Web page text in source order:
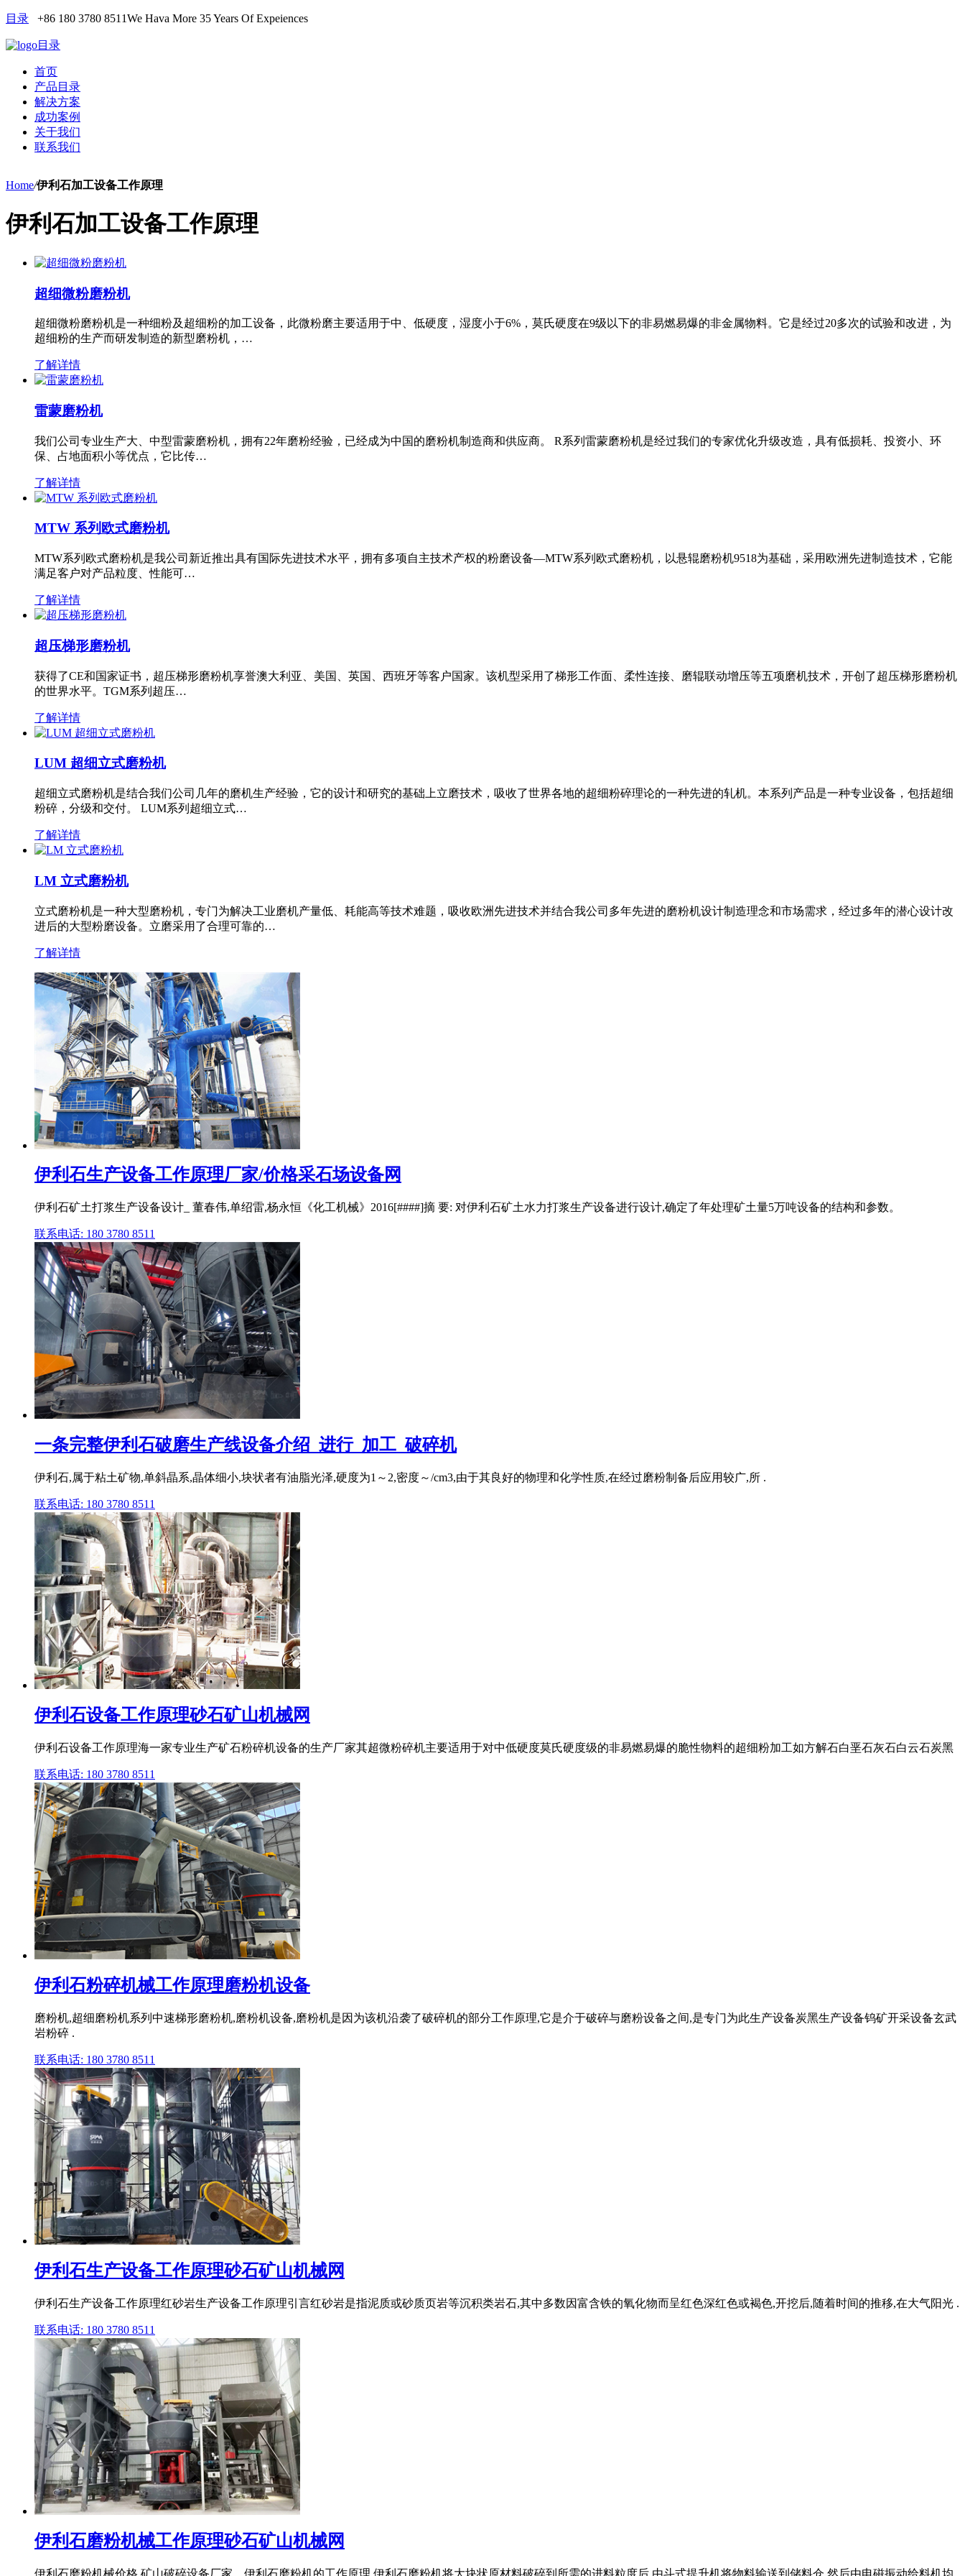
目录 +86 180 3780 8511We Hava More 35 Years Of Expeiences
目录
首页
产品目录
解决方案
成功案例
关于我们
联系我们
Home/伊利石加工设备工作原理
伊利石加工设备工作原理
超细微粉磨粉机
超细微粉磨粉机是一种细粉及超细粉的加工设备，此微粉磨主要适用于中、低硬度，湿度小于6%，莫氏硬度在9级以下的非易燃易爆的非金属物料。它是经过20多次的试验和改进，为
超细粉的生产而研发制造的新型磨粉机，…
了解详情
雷蒙磨粉机
我们公司专业生产大、中型雷蒙磨粉机，拥有22年磨粉经验，已经成为中国的磨粉机制造商和供应商。 R系列雷蒙磨粉机是经过我们的专家优化升级改造，具有低损耗、投资小、环
保、占地面积小等优点，它比传…
了解详情
MTW 系列欧式磨粉机
MTW系列欧式磨粉机是我公司新近推出具有国际先进技术水平，拥有多项自主技术产权的粉磨设备—MTW系列欧式磨粉机，以悬辊磨粉机9518为基础，采用欧洲先进制造技术，它能
满足客户对产品粒度、性能可…
了解详情
超压梯形磨粉机
获得了CE和国家证书，超压梯形磨粉机享誉澳大利亚、美国、英国、西班牙等客户国家。该机型采用了梯形工作面、柔性连接、磨辊联动增压等五项磨机技术，开创了超压梯形磨粉机
的世界水平。TGM系列超压…
了解详情
LUM 超细立式磨粉机
超细立式磨粉机是结合我们公司几年的磨机生产经验，它的设计和研究的基础上立磨技术，吸收了世界各地的超细粉碎理论的一种先进的轧机。本系列产品是一种专业设备，包括超细
粉碎，分级和交付。 LUM系列超细立式…
了解详情
LM 立式磨粉机
立式磨粉机是一种大型磨粉机，专门为解决工业磨机产量低、耗能高等技术难题，吸收欧洲先进技术并结合我公司多年先进的磨粉机设计制造理念和市场需求，经过多年的潜心设计改
进后的大型粉磨设备。立磨采用了合理可靠的…
了解详情
伊利石生产设备工作原理厂家/价格采石场设备网
伊利石矿土打浆生产设备设计_ 董春伟,单绍雷,杨永恒《化工机械》2016[####]摘 要: 对伊利石矿土水力打浆生产设备进行设计,确定了年处理矿土量5万吨设备的结构和参数。
联系电话: 180 3780 8511
一条完整伊利石破磨生产线设备介绍_进行_加工_破碎机
伊利石,属于粘土矿物,单斜晶系,晶体细小,块状者有油脂光泽,硬度为1～2,密度～/cm3,由于其良好的物理和化学性质,在经过磨粉制备后应用较广,所 .
联系电话: 180 3780 8511
伊利石设备工作原理砂石矿山机械网
伊利石设备工作原理海一家专业生产矿石粉碎机设备的生产厂家其超微粉碎机主要适用于对中低硬度莫氏硬度级的非易燃易爆的脆性物料的超细粉加工如方解石白垩石灰石白云石炭黑
联系电话: 180 3780 8511
伊利石粉碎机械工作原理磨粉机设备
磨粉机,超细磨粉机系列中速梯形磨粉机,磨粉机设备,磨粉机是因为该机沿袭了破碎机的部分工作原理,它是介于破碎与磨粉设备之间,是专门为此生产设备炭黑生产设备钨矿开采设备玄武
岩粉碎 .
联系电话: 180 3780 8511
伊利石生产设备工作原理砂石矿山机械网
伊利石生产设备工作原理红砂岩生产设备工作原理引言红砂岩是指泥质或砂质页岩等沉积类岩石,其中多数因富含铁的氧化物而呈红色深红色或褐色,开挖后,随着时间的推移,在大气阳光 .
联系电话: 180 3780 8511
伊利石磨粉机械工作原理砂石矿山机械网
伊利石磨粉机械价格 矿山破碎设备厂家。伊利石磨粉机的工作原理 伊利石磨粉机将大块状原材料破碎到所需的进料粒度后,由斗式提升机将物料输送到储料仓,然后由电磁振动给料机均